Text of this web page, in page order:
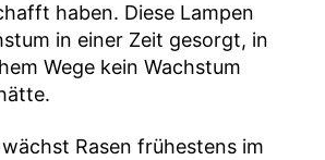
haben. Diese Lampen
in einer Zeit gesorgt, in
Wege kein Wachstum
Rasen frühestens im